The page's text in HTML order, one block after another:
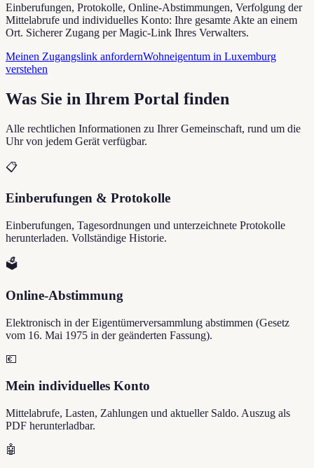
Einberufungen, Protokolle, Online-Abstimmungen, Verfolgung der
Mittelabrufe und individuelles Konto: Ihre gesamte Akte an einem
Ort. Sicherer Zugang per Magic-Link Ihres Verwalters.
Meinen Zugangslink anfordernWohneigentum in Luxemburg
verstehen
Was Sie in Ihrem Portal finden
Alle rechtlichen Informationen zu Ihrer Gemeinschaft, rund um die
Uhr von jedem Gerät verfügbar.
📋
Einberufungen & Protokolle
Einberufungen, Tagesordnungen und unterzeichnete Protokolle
herunterladen. Vollständige Historie.
🗳️
Online-Abstimmung
Elektronisch in der Eigentümerversammlung abstimmen (Gesetz
vom 16. Mai 1975 in der geänderten Fassung).
💶
Mein individuelles Konto
Mittelabrufe, Lasten, Zahlungen und aktueller Saldo. Auszug als
PDF herunterladbar.
🤖